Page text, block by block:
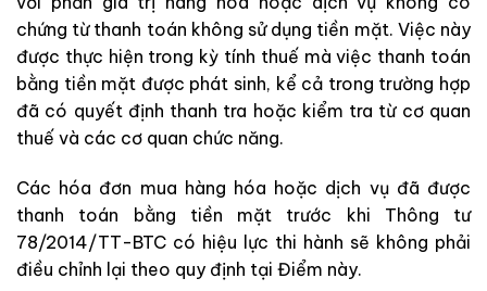
chứng từ thanh toán không sử dụng tiền mặt. Việc này
được thực hiện trong kỳ tính thuế mà việc thanh toán
bằng tiền mặt được phát sinh, kể cả trong trường hợp
đã có quyết định thanh tra hoặc kiểm tra từ cơ quan
thuế và các cơ quan chức năng.
Các hóa đơn mua hàng hóa hoặc dịch vụ đã được
thanh toán bằng tiền mặt trước khi Thông tư
78/2014/TT-BTC có hiệu lực thi hành sẽ không phải
điều chỉnh lại theo quy định tại Điểm này.